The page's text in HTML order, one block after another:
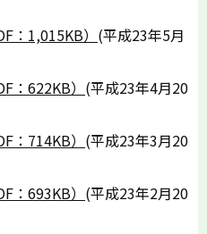
：1,015KB） (平成23年5月
：622KB） (平成23年4月20
：714KB） (平成23年3月20
：693KB） (平成23年2月20